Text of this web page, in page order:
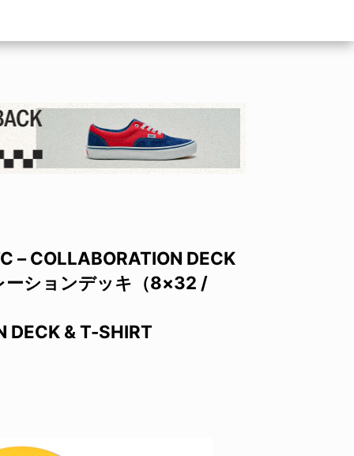
– COLLABORATION DECK
ーションデッキ（8×32 /
DECK & T-SHIRT